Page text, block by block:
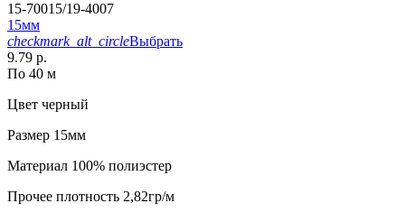
15-70015/19-4007
15мм
checkmark_alt_circleВыбрать
9.79 р.
По 40 м
Цвет черный
Размер 15мм
Материал 100% полиэстер
Прочее плотность 2,82гр/м